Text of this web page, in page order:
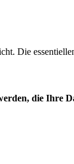
Die
die Ihre